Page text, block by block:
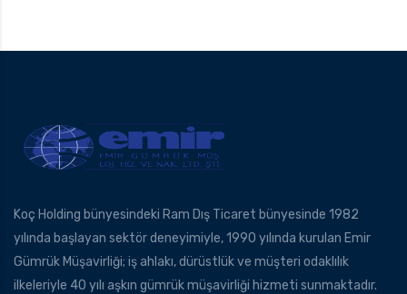
Koç Holding bünyesindeki Ram Dış Ticaret bünyesinde 1982
yılında başlayan sektör deneyimiyle, 1990 yılında kurulan Emir
Gümrük Müşavirliği; iş ahlakı, dürüstlük ve müşteri odaklılık
ilkeleriyle 40 yılı aşkın gümrük müşavirliği hizmeti sunmaktadır.